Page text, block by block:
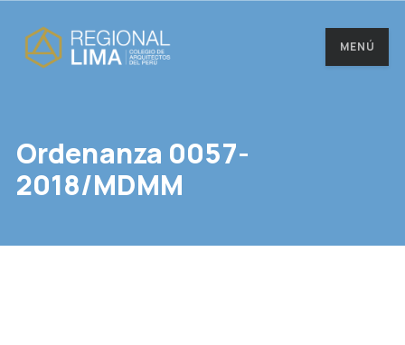
MENÚ
Ordenanza 0057-
2018/MDMM